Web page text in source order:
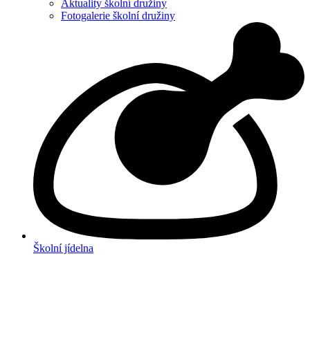
Aktuality školní družiny
Fotogalerie školní družiny
Školní jídelna